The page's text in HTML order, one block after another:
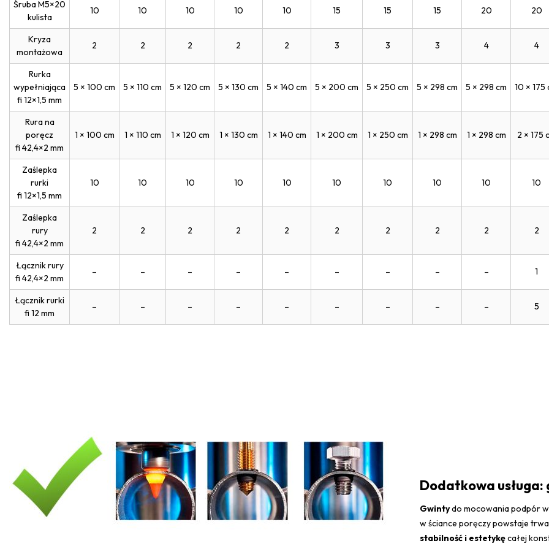
Śruba M5×20
kulista
10 10 10 10 10 15 15 15 20 20
Kryza
montażowa
2 2 2 2 2 3 3 3 4 4
Rurka
wypełniająca
fi 12×1,5 mm
5 × 100 cm 5 × 110 cm 5 × 120 cm 5 × 130 cm 5 × 140 cm 5 × 200 cm 5 × 250 cm 5 × 298 cm 5 × 298 cm 10 × 175
Rura na
poręcz
fi 42,4×2 mm
1 × 100 cm 1 × 110 cm 1 × 120 cm 1 × 130 cm 1 × 140 cm 1 × 200 cm 1 × 250 cm 1 × 298 cm 1 × 298 cm 2 × 175
Zaślepka
rurki
fi 12×1,5 mm
10 10 10 10 10 10 10 10 10 10
Zaślepka
rury
fi 42,4×2 mm
2 2 2 2 2 2 2 2 2 2
Łącznik rury
fi 42,4×2 mm
– – – – – – – – – 1
Łącznik rurki
fi 12 mm
– – – – – – – – – 5
Dodatkowa
Gwintydo mocowania podpór
w ściance poręczy powstaje
stabilność i estetykęcałej